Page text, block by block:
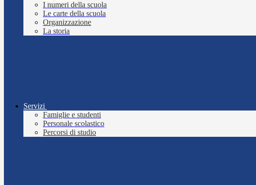
I numeri della scuola
Le carte della scuola
Organizzazione
La storia
Servizi
Famiglie e studenti
Personale scolastico
Percorsi di studio